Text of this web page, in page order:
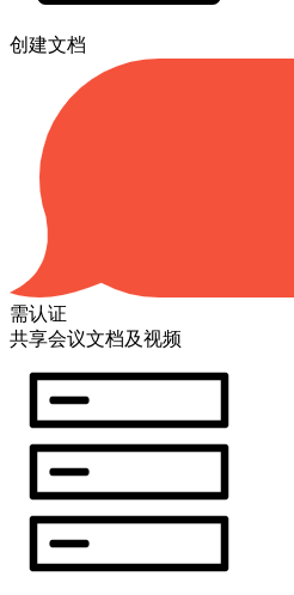
创建文档
需认证
共享会议文档及视频